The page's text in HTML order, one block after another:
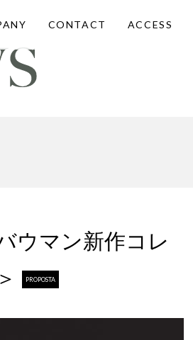
CONTACT ACCESS
ウマン新作コレ
PROPOSTA